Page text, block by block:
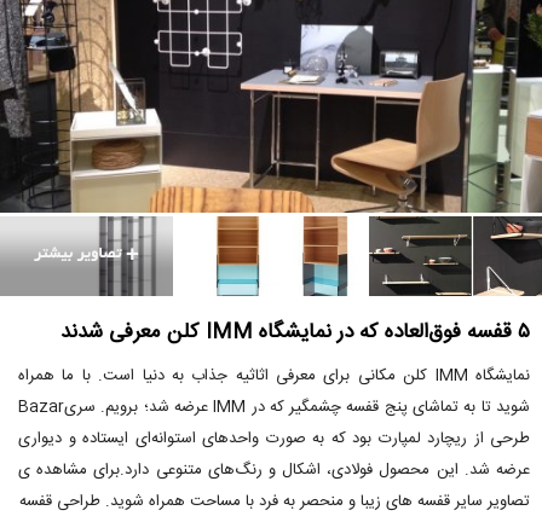
۵ قفسه فوق‌العاده که در نمایشگاه IMM کلن معرفی شدند
نمایشگاه IMM کلن مکانی برای معرفی اثاثیه جذاب به دنیا است. با ما همراه
شوید تا به تماشای پنج قفسه چشمگیر که در IMM عرضه شد؛ برویم. سریBazar
طرحی از ریچارد لمپارت بود که به صورت واحدهای استوانه‌ای ایستاده و دیواری
عرضه شد. این محصول فولادی، اشکال و رنگ‌های متنوعی دارد.برای مشاهده ی
تصاویر سایر قفسه های زیبا و منحصر به فرد با مساحت همراه شوید. طراحی قفسه